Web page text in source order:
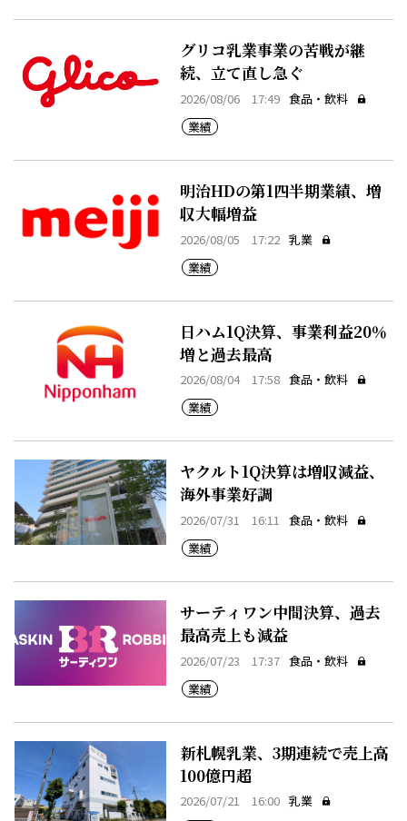
グリコ乳業事業の苦戦が継
続、立て直し急ぐ
2026/08/06 17:49 食品・飲料
業績
明治HDの第1四半期業績、増
収大幅増益
2026/08/05 17:22 乳業
業績
日ハム1Q決算、事業利益20％
増と過去最高
2026/08/04 17:58 食品・飲料
業績
ヤクルト1Q決算は増収減益、
海外事業好調
2026/07/31 16:11 食品・飲料
業績
サーティワン中間決算、過去
最高売上も減益
2026/07/23 17:37 食品・飲料
業績
新札幌乳業、3期連続で売上高
100億円超
2026/07/21 16:00 乳業